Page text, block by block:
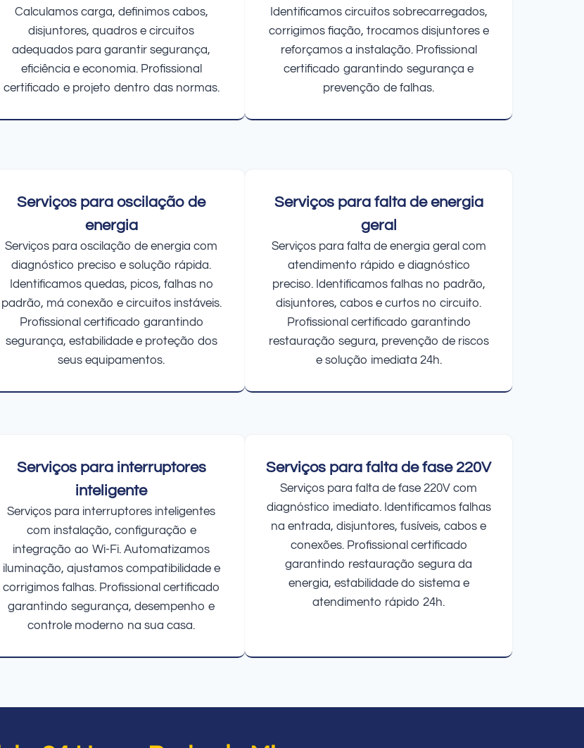
Calculamos carga, definimos cabos,
disjuntores, quadros e circuitos
adequados para garantir segurança,
eficiência e economia. Profissional
certificado e projeto dentro das normas.
Identificamos circuitos sobrecarregados,
corrigimos fiação, trocamos disjuntores e
reforçamos a instalação. Profissional
certificado garantindo segurança e
prevenção de falhas.
Serviços para oscilação de
energia
Serviços para oscilação de energia com
diagnóstico preciso e solução rápida.
Identificamos quedas, picos, falhas no
padrão, má conexão e circuitos instáveis.
Profissional certificado garantindo
segurança, estabilidade e proteção dos
seus equipamentos.
Serviços para falta de energia
geral
Serviços para falta de energia geral com
atendimento rápido e diagnóstico
preciso. Identificamos falhas no padrão,
disjuntores, cabos e curtos no circuito.
Profissional certificado garantindo
restauração segura, prevenção de riscos
e solução imediata 24h.
Serviços para interruptores
inteligente
Serviços para interruptores inteligentes
com instalação, configuração e
integração ao Wi-Fi. Automatizamos
iluminação, ajustamos compatibilidade e
corrigimos falhas. Profissional certificado
garantindo segurança, desempenho e
controle moderno na sua casa.
Serviços para falta de fase 220V
Serviços para falta de fase 220V com
diagnóstico imediato. Identificamos falhas
na entrada, disjuntores, fusíveis, cabos e
conexões. Profissional certificado
garantindo restauração segura da
energia, estabilidade do sistema e
atendimento rápido 24h.